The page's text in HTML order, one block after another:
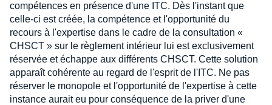
compétences en présence d'une ITC. Dès l'instant que
celle-ci est créée, la compétence et l'opportunité du
recours à l'expertise dans le cadre de la consultation «
CHSCT » sur le règlement intérieur lui est exclusivement
réservée et échappe aux différents CHSCT. Cette solution
apparaît cohérente au regard de l'esprit de l'ITC. Ne pas
réserver le monopole et l'opportunité de l'expertise à cette
instance aurait eu pour conséquence de la priver d'une